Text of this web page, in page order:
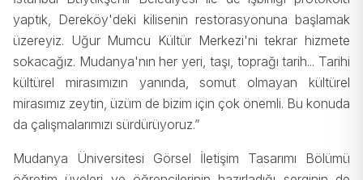
yaptık, Dereköy'deki kilisenin restorasyonuna başlamak
üzereyiz. Uğur Mumcu Kültür Merkezi'ni tekrar hizmete
sokacağız. Mudanya'nın her yeri, taşı, toprağı tarih... Tarihi
kültürel mirasımızın yanında, somut olmayan kültürel
mirasımız zeytin, üzüm de bizim için çok önemli. Bu konuda
da çalışmalarımızı sürdürüyoruz.”
Mudanya Üniversitesi Görsel İletişim Tasarımı Bölümü